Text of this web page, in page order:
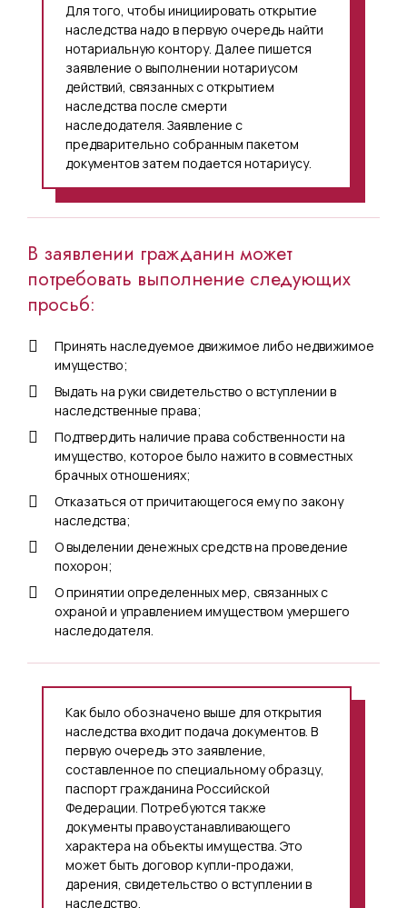
Для того, чтобы инициировать открытие
наследства надо в первую очередь найти
нотариальную контору. Далее пишется
заявление о выполнении нотариусом
действий, связанных с открытием
наследства после смерти
наследодателя. Заявление с
предварительно собранным пакетом
документов затем подается нотариусу.
В заявлении гражданин может
потребовать выполнение следующих
просьб:
Принять наследуемое движимое либо недвижимое
имущество;
Выдать на руки свидетельство о вступлении в
наследственные права;
Подтвердить наличие права собственности на
имущество, которое было нажито в совместных
брачных отношениях;
Отказаться от причитающегося ему по закону
наследства;
О выделении денежных средств на проведение
похорон;
О принятии определенных мер, связанных с
охраной и управлением имуществом умершего
наследодателя.
Как было обозначено выше для открытия
наследства входит подача документов. В
первую очередь это заявление,
составленное по специальному образцу,
паспорт гражданина Российской
Федерации. Потребуются также
документы правоустанавливающего
характера на объекты имущества. Это
может быть договор купли-продажи,
дарения, свидетельство о вступлении в
наследство.